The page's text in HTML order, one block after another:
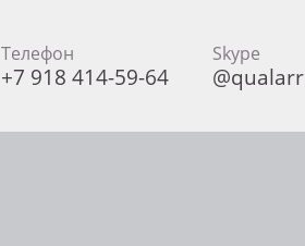
Телефон
+7 918 414-59-64
Skype
@qualarr